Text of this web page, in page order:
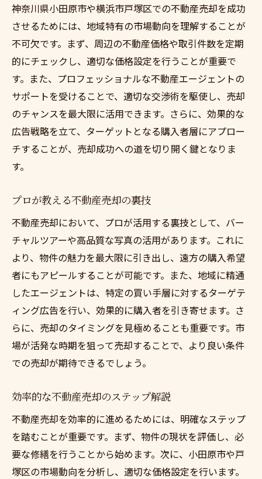
神奈川県小田原市や横浜市戸塚区での不動産売却を成功
させるためには、地域特有の市場動向を理解することが
不可欠です。まず、周辺の不動産価格や取引件数を定期
的にチェックし、適切な価格設定を行うことが重要で
す。また、プロフェッショナルな不動産エージェントの
サポートを受けることで、適切な交渉術を駆使し、売却
のチャンスを最大限に活用できます。さらに、効果的な
広告戦略を立て、ターゲットとなる購入者層にアプロー
チすることが、売却成功への道を切り開く鍵となりま
す。
プロが教える不動産売却の裏技
不動産売却において、プロが活用する裏技として、バー
チャルツアーや高品質な写真の活用があります。これに
より、物件の魅力を最大限に引き出し、遠方の購入希望
者にもアピールすることが可能です。また、地域に精通
したエージェントは、特定の買い手層に対するターゲテ
ィング広告を行い、効果的に購入者を引き寄せます。さ
らに、売却のタイミングを見極めることも重要です。市
場が活発な時期を狙って売却することで、より良い条件
での売却が期待できるでしょう。
効率的な不動産売却のステップ解説
不動産売却を効率的に進めるためには、明確なステップ
を踏むことが重要です。まず、物件の現状を評価し、必
要な修繕を行うことから始めます。次に、小田原市や戸
塚区の市場動向を分析し、適切な価格設定を行います。